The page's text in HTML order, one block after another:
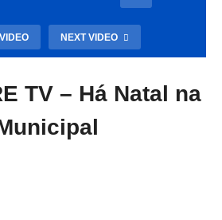
NEXT VIDEO
TV – Há Natal na